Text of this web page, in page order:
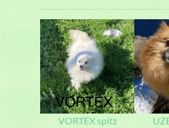
VORTEX spitz